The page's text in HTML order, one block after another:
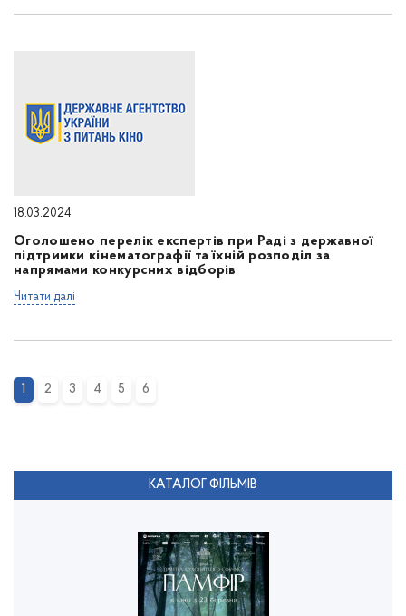
18.03.2024
Оголошено перелік експертів при Раді з державної
підтримки кінематографії та їхній розподіл за
напрямами конкурсних відборів
Читати далі
1 2 3 4 5 6
КАТАЛОГ ФІЛЬМІВ